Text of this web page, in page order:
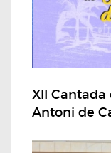
XII Cantada
Antoni de